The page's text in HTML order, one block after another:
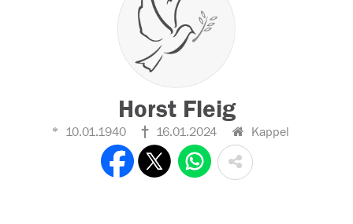
Horst Fleig
10.01.1940 16.01.2024 Kappel